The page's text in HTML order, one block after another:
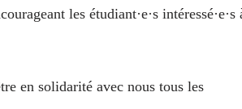
les étudiant·e·s intéressé·e·s
en solidarité avec nous tous les